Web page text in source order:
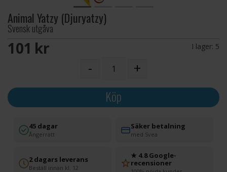
Animal Yatzy (Djuryatzy)
Svensk utgåva
101 SEK I lager: 5
- +
Köp
45 dagar
Ångerrätt
Säker betalning
med Svea
2 dagars leverans
Beställ innan kl. 12
★ 4.8 Google-
recensioner